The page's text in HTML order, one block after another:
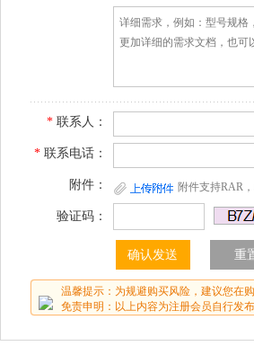
* 联系人：
* 联系电话：
附件： 附件支持RAR
验证码：
温馨提示：为规避购买风险，建议您在
免责申明：以上内容为注册会员自行发